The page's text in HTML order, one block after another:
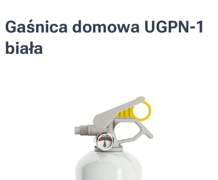
Gaśnica domowa UGPN-1
biała